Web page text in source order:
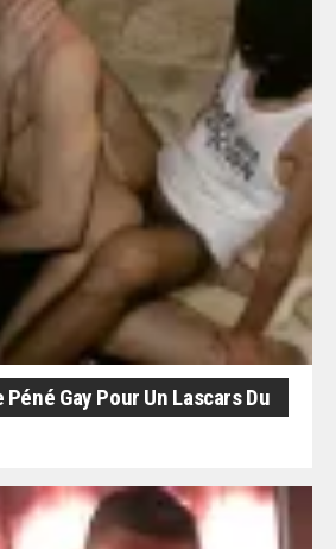
Gay Pour Un Lascars Du